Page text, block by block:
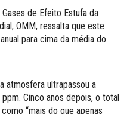
de Efeito Estufa da
OMM, ressalta que este
para cima da média do
atmosfera ultrapassou a
Cinco anos depois, o total
“mais do que apenas